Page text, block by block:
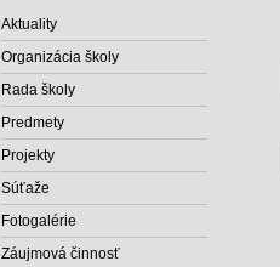
Aktuality
Organizácia školy
Rada školy
Predmety
Projekty
Súťaže
Fotogalérie
Záujmová činnosť